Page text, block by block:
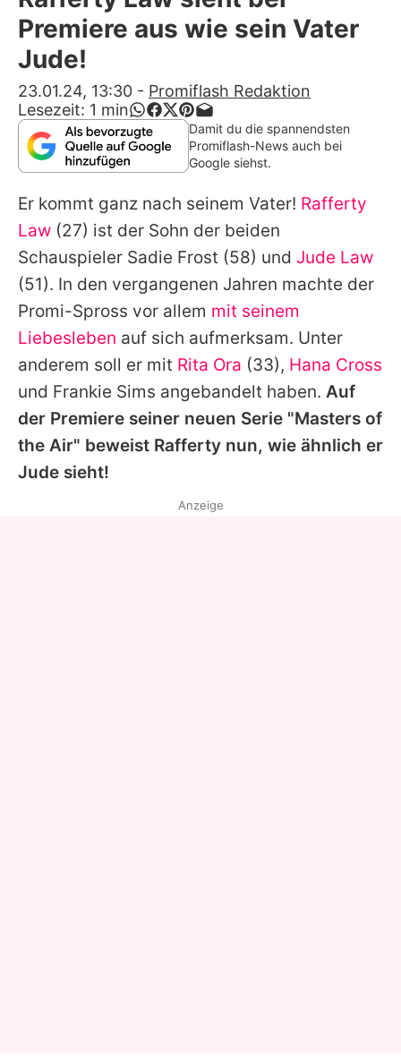
Alle Themen auf Promiflash
App runterladen
Team
Redaktionelle Richtlinien
Impressum
Datenschutzerklärung
Nutzungsbedingungen
Utiq verwalten
Premiere aus wie sein Vater
Jude!
23.01.24, 13:30 - Promiflash Redaktion
Lesezeit: 1 min
Damit du die spannendsten
Promiflash-News auch bei
Google siehst.
Er kommt ganz nach seinem Vater! Rafferty
Law (27) ist der Sohn der beiden
Schauspieler Sadie Frost (58) und Jude Law
(51). In den vergangenen Jahren machte der
Promi-Spross vor allem mit seinem
Liebesleben auf sich aufmerksam. Unter
anderem soll er mit Rita Ora (33), Hana Cross
und Frankie Sims angebandelt haben. Auf
der Premiere seiner neuen Serie "Masters of
the Air" beweist Rafferty nun, wie ähnlich er
Jude sieht!
Anzeige